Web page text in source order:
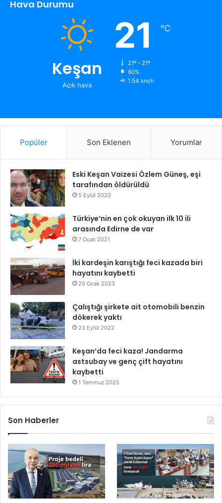
Hava Durumu
Keşan
Açık hava
21 ℃
21º - 21º
60%
1.54 km/h
Popüler Son Eklenen Yorumlar
Eski Keşan Vaizesi Özlem Güneş, eşi
tarafından öldürüldü
5 Eylül 2020
Türkiye’nin en çok okuyan ilk 10 ili
arasında Edirne de var
7 Ocak 2021
İki kardeşin karıştığı feci kazada biri
hayatını kaybetti
20 Ocak 2023
Çalıştığı şirkete ait otomobili benzin
dökerek yaktı
23 Eylül 2022
Keşan’da feci kaza! Jandarma
astsubay ve genç çift hayatını
kaybetti
1 Temmuz 2025
Son Haberler